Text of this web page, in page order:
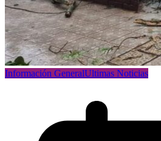
Información GeneralUltimas Noticias